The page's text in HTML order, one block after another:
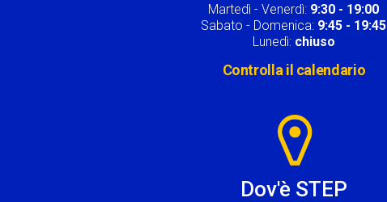
Martedì - Venerdì: 9:30 - 19:00
Sabato - Domenica: 9:45 - 19:45
Lunedì: chiuso
Controlla il calendario
Dov'è STEP